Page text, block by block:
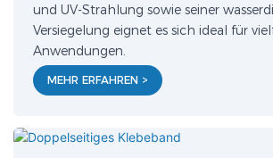
und UV-Strahlung sowie seiner
Versiegelung eignet es sich ideal für
Anwendungen.
MEHR ERFAHREN >